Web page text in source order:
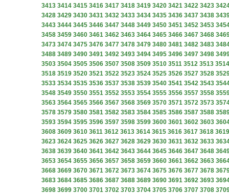
3413 3414 3415 3416 3417 3418 3419 3420 3421 3422 3423
3428 3429 3430 3431 3432 3433 3434 3435 3436 3437 3438
3443 3444 3445 3446 3447 3448 3449 3450 3451 3452 3453
3458 3459 3460 3461 3462 3463 3464 3465 3466 3467 3468
3473 3474 3475 3476 3477 3478 3479 3480 3481 3482 3483
3488 3489 3490 3491 3492 3493 3494 3495 3496 3497 3498
3503 3504 3505 3506 3507 3508 3509 3510 3511 3512 3513 3514
3518 3519 3520 3521 3522 3523 3524 3525 3526 3527 3528
3533 3534 3535 3536 3537 3538 3539 3540 3541 3542 3543
3548 3549 3550 3551 3552 3553 3554 3555 3556 3557 3558
3563 3564 3565 3566 3567 3568 3569 3570 3571 3572 3573
3578 3579 3580 3581 3582 3583 3584 3585 3586 3587 3588
3593 3594 3595 3596 3597 3598 3599 3600 3601 3602 3603
3608 3609 3610 3611 3612 3613 3614 3615 3616 3617 3618 3619
3623 3624 3625 3626 3627 3628 3629 3630 3631 3632 3633
3638 3639 3640 3641 3642 3643 3644 3645 3646 3647 3648
3653 3654 3655 3656 3657 3658 3659 3660 3661 3662 3663
3668 3669 3670 3671 3672 3673 3674 3675 3676 3677 3678
3683 3684 3685 3686 3687 3688 3689 3690 3691 3692 3693
3698 3699 3700 3701 3702 3703 3704 3705 3706 3707 3708